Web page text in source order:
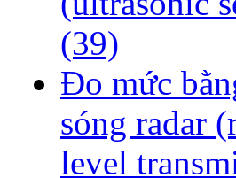
(39)
Đo mức
sóng radar
level